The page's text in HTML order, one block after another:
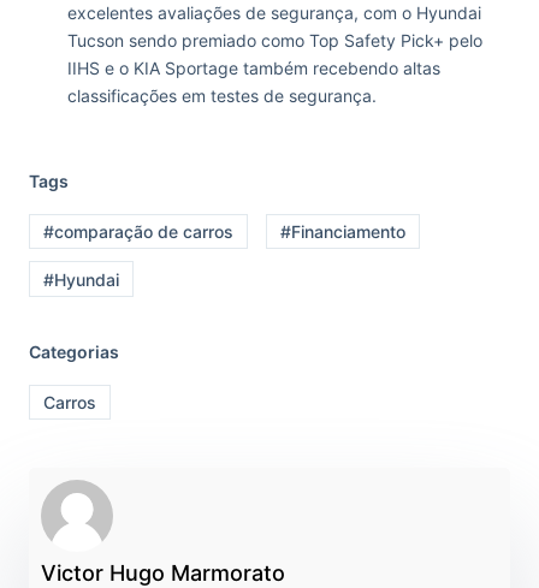
excelentes avaliações de segurança, com o Hyundai
Tucson sendo premiado como Top Safety Pick+ pelo
IIHS e o KIA Sportage também recebendo altas
classificações em testes de segurança.
Tags
#comparação de carros #Financiamento
#Hyundai
Categorias
Carros
Victor Hugo Marmorato